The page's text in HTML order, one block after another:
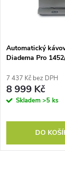
Automatický
Diadema Pro
7 437 Kč bez DPH
8 999 Kč
Skladem >5 ks
DO